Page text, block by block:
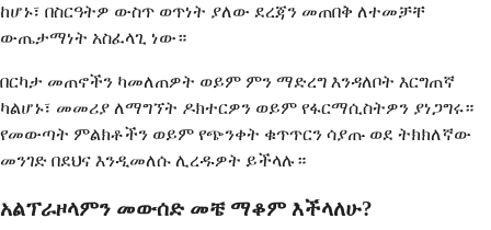
ከሆኑ፣ በስርዓትዎ ውስጥ ወጥነት ያለው ደረጃን መጠበቅ ለተመቻቸ
ውጤታማነት አስፈላጊ ነው።
በርካታ መጠኖችን ካመለጠዎት ወይም ምን ማድረግ እንዳለቦት እርግጠኛ
ካልሆኑ፣ መመሪያ ለማግኘት ዶክተርዎን ወይም የፋርማሲስትዎን ያነጋግሩ።
የመውጣት ምልክቶችን ወይም የጭንቀት ቁጥጥርን ሳያጡ ወደ ትክክለኛው
መንገድ በደህና እንዲመለሱ ሊረዱዎት ይችላሉ።
አልፕራዞላምን መውሰድ መቼ ማቆም እችላለሁ?